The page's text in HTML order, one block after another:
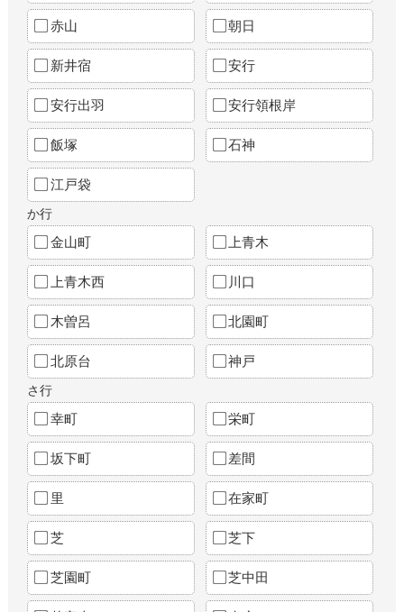
赤山 朝日
新井宿 安行
安行出羽 安行領根岸
飯塚 石神
江戸袋
か行
金山町 上青木
上青木西 川口
木曽呂 北園町
北原台 神戸
さ行
幸町 栄町
坂下町 差間
里 在家町
芝 芝下
芝園町 芝中田